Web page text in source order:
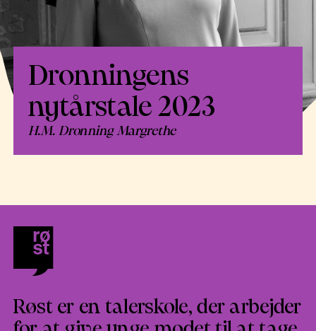
Dronningens
nytårstale 2023
H.M. Dronning Margrethe
Røst er en talerskole, der arbejder